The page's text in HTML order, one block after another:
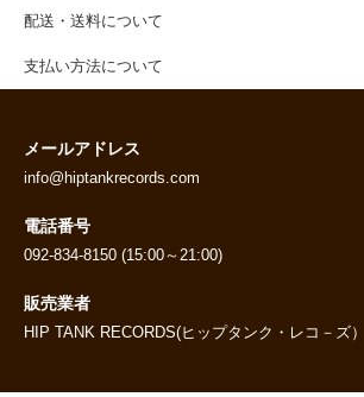
配送・送料について
支払い方法について
メールアドレス
info@hiptankrecords.com
電話番号
092-834-8150 (15:00～21:00)
販売業者
HIP TANK RECORDS(ヒップタンク・レコ－ズ）